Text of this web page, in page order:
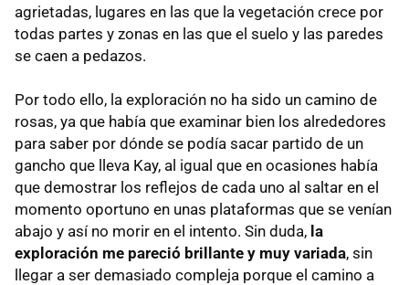
agrietadas, lugares en las que la vegetación crece por
todas partes y zonas en las que el suelo y las paredes
se caen a pedazos.
Por todo ello, la exploración no ha sido un camino de
rosas, ya que había que examinar bien los alrededores
para saber por dónde se podía sacar partido de un
gancho que lleva Kay, al igual que en ocasiones había
que demostrar los reflejos de cada uno al saltar en el
momento oportuno en unas plataformas que se venían
abajo y así no morir en el intento. Sin duda, la
exploración me pareció brillante y muy variada, sin
llegar a ser demasiado compleja porque el camino a